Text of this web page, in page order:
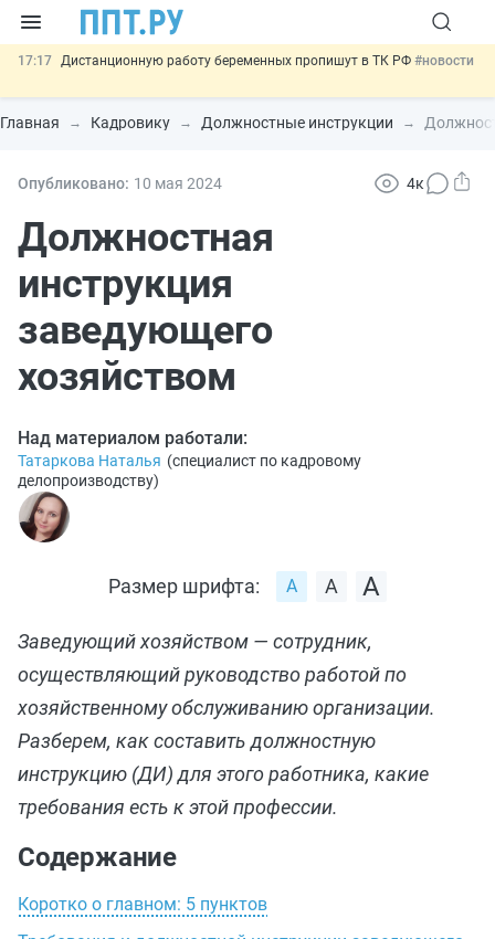
17:17 Дистанционную работу беременных пропишут в ТК РФ #новости
16:02 Госпошлину за устранение ошибок в документах предлагают
отменить
#новости
14:44 Минцифры предлагает запретить рассылку смс детям#новости
11:31
отношений
#новости
Главная Кадровику Должностные инструкции
Опубликовано: 10 мая 2024 4к
Должностная
инструкция
заведующего
хозяйством
Над материалом работали:
Татаркова Наталья (специалист по кадровому
делопроизводству)
Размер шрифта:
Заведующий хозяйством — сотрудник,
осуществляющий руководство работой по
хозяйственному обслуживанию организации.
Разберем, как составить должностную
инструкцию (ДИ) для этого работника, какие
требования есть к этой профессии.
Содержание
Коротко о главном: 5 пунктов